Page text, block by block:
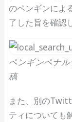
のペンギンによ
了した旨を確認
ペンギンペナ
稿
また、別の
ティについても